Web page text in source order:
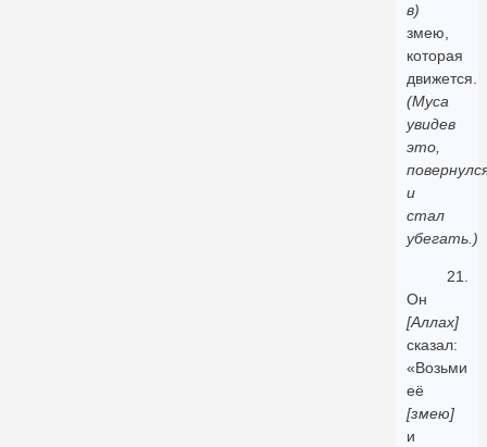
в)
змею,
которая
движется.
(Муса
увидев
это,
и
стал
убегать.)
21.
Он
[Аллах]
сказал:
«Возьми
её
[змею]
и